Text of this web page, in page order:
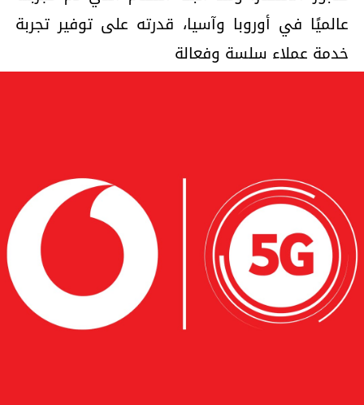
عالميًا في أوروبا وآسيا، قدرته على توفير تجربة
خدمة عملاء سلسة وفعالة